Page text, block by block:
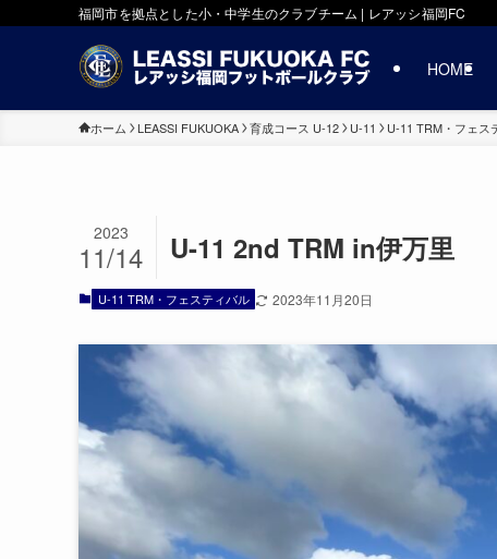
福岡市を拠点とした小・中学生のクラブチーム | レアッシ福岡FC
HOME
ホーム LEASSI FUKUOKA 育成コース U-12 U-11 U-11 TRM・フェス
U-11 2nd TRM in伊万里
2023
11/14
U-11 TRM・フェスティバル 2023年11月20日